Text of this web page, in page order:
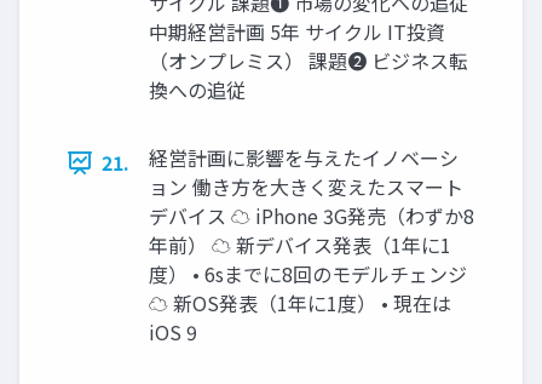
中期経営計画 5年 サイクル IT投資
（オンプレミス） 課題❷ ビジネス転
換への追従
21.
経営計画に影響を与えたイノベーシ
ョン 働き方を大きく変えたスマート
デバイス ☁ iPhone 3G発売（わずか8
年前） ☁ 新デバイス発表（1年に1
度） • 6sまでに8回のモデルチェンジ
☁ 新OS発表（1年に1度） • 現在は
iOS 9